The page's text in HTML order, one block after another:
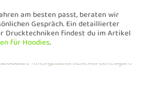
am besten passt, beraten wir
Gespräch. Ein detaillierter
Drucktechniken findest du im Artikel
für Hoodies.